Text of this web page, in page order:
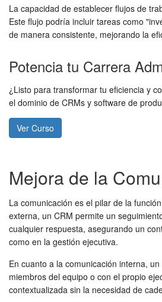
La capacidad de establecer flujos de
Este flujo podría incluir tareas como
de manera consistente, mejorando la
Potencia tu Carrera
¿Listo para transformar tu eficiencia y
el dominio de CRMs y software de
Ver Curso
Mejora de la
La comunicación es el pilar de la
externa, un CRM permite un
cualquier respuesta, asegurando un
como en la gestión ejecutiva.
En cuanto a la comunicación interna,
miembros del equipo o con el propio
contextualizada sin la necesidad de